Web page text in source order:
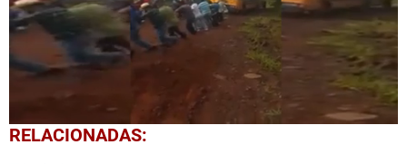
0
seconds
RELACIONADAS: